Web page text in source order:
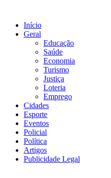
conteúdo
Início
Geral
Educação
Saúde
Economia
Turismo
Justiça
Loteria
Emprego
Cidades
Esporte
Eventos
Policial
Política
Artigos
Publicidade Legal